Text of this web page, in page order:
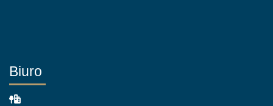
Biuro